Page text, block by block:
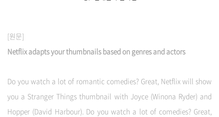
[원문]
Netflix adapts your thumbnails based on genres and actors
Do you watch a lot of romantic comedies? Great, Netflix will show
you a Stranger Things thumbnail with Joyce (Winona Ryder) and
Hopper (David Harbour). Do you watch a lot of comedies? Great,